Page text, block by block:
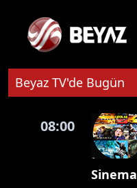
Beyaz TV'de Bugün
08:00
Sinema